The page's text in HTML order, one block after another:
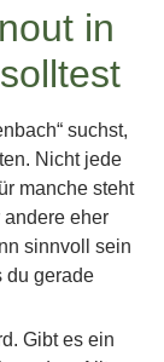
in
suchst,
Nicht jede
manche steht
eher
sinnvoll sein
du gerade
Gibt es ein